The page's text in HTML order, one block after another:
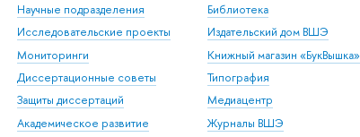
Научные подразделения
Исследовательские проекты
Мониторинги
Диссертационные советы
Защиты диссертаций
Академическое развитие
Библиотека
Издательский дом ВШЭ
Книжный магазин «БукВышка»
Типография
Медиацентр
Журналы ВШЭ